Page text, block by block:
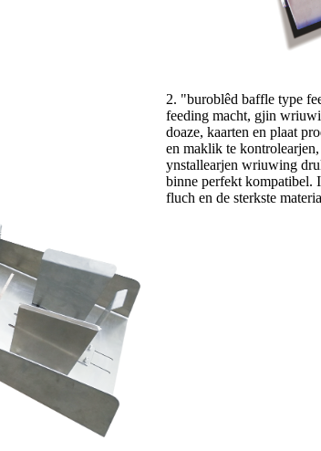
2. "buroblêd baffle type
feeding macht, gjin
doaze, kaarten en plaat
en maklik te
ynstallearjen wriuwing
binne perfekt kompatibel.
fluch en de sterkste